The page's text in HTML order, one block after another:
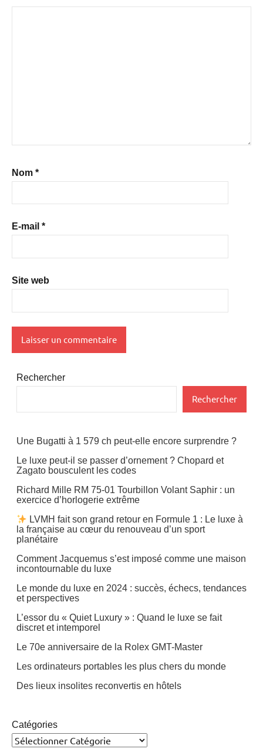
Nom *
E-mail *
Site web
Rechercher
Rechercher
Une Bugatti à 1 579 ch peut-elle encore surprendre ?
Le luxe peut-il se passer d’ornement ? Chopard et
Zagato bousculent les codes
Richard Mille RM 75-01 Tourbillon Volant Saphir : un
exercice d’horlogerie extrême
LVMH fait son grand retour en Formule 1 : Le luxe à
la française au cœur du renouveau d’un sport
planétaire
Comment Jacquemus s’est imposé comme une maison
incontournable du luxe
Le monde du luxe en 2024 : succès, échecs, tendances
et perspectives
L’essor du « Quiet Luxury » : Quand le luxe se fait
discret et intemporel
Le 70e anniversaire de la Rolex GMT-Master
Les ordinateurs portables les plus chers du monde
Des lieux insolites reconvertis en hôtels
Catégories